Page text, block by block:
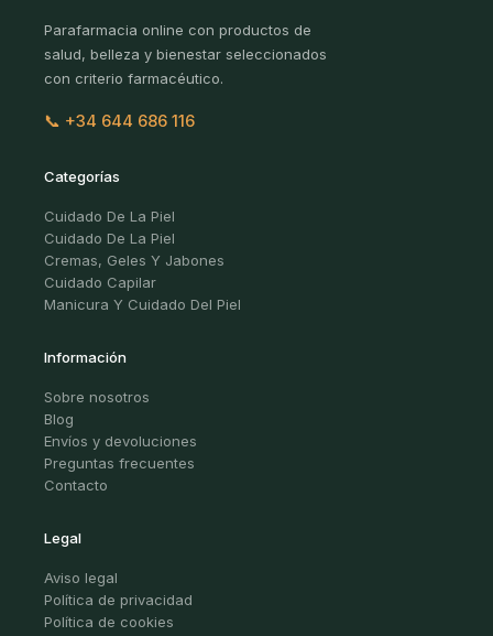
Parafarmacia online con productos de
salud, belleza y bienestar seleccionados
con criterio farmacéutico.
📞 +34 644 686 116
Categorías
Cuidado De La Piel
Cuidado De La Piel
Cremas, Geles Y Jabones
Cuidado Capilar
Manicura Y Cuidado Del Piel
Información
Sobre nosotros
Blog
Envíos y devoluciones
Preguntas frecuentes
Contacto
Legal
Aviso legal
Política de privacidad
Política de cookies